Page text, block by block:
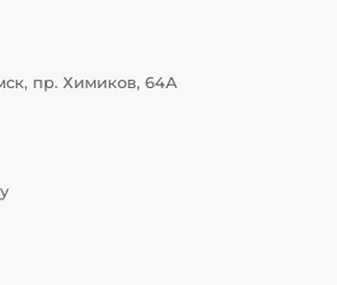
пр. Химиков, 64А